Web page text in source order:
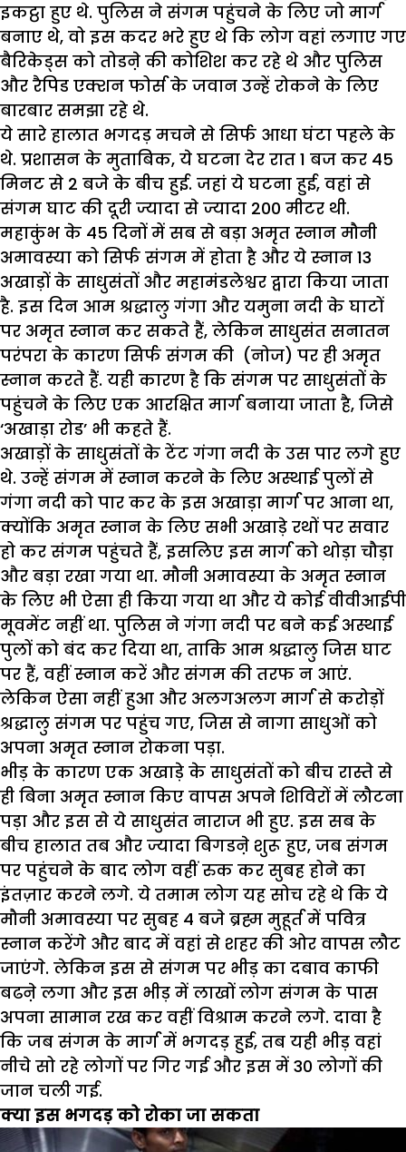
इकट्ठा हुए थे. पुलिस ने संगम पहुंचने के लिए जो मार्ग
बनाए थे, वो इस कदर भरे हुए थे कि लोग वहां लगाए गए
बैरिकेड्स को तोडऩे की कोशिश कर रहे थे और पुलिस
और रैपिड एक्शन फोर्स के जवान उन्हें रोकने के लिए
बारबार समझा रहे थे.
ये सारे हालात भगदड़ मचने से सिर्फ आधा घंटा पहले के
थे. प्रशासन के मुताबिक, ये घटना देर रात 1 बज कर 45
मिनट से 2 बजे के बीच हुई. जहां ये घटना हुई, वहां से
संगम घाट की दूरी ज्यादा से ज्यादा 200 मीटर थी.
महाकुंभ के 45 दिनों में सब से बड़ा अमृत स्नान मौनी
अमावस्या को सिर्फ संगम में होता है और ये स्नान 13
अखाड़ों के साधुसंतों और महामंडलेश्वर द्वारा किया जाता
है. इस दिन आम श्रद्धालु गंगा और यमुना नदी के घाटों
पर अमृत स्नान कर सकते हैं, लेकिन साधुसंत सनातन
परंपरा के कारण सिर्फ संगम की (नोज) पर ही अमृत
स्नान करते हैं. यही कारण है कि संगम पर साधुसंतों के
पहुंचने के लिए एक आरक्षित मार्ग बनाया जाता है, जिसे
‘अखाड़ा रोड’ भी कहते हैं.
अखाड़ों के साधुसंतों के टेंट गंगा नदी के उस पार लगे हुए
थे. उन्हें संगम में स्नान करने के लिए अस्थाई पुलों से
गंगा नदी को पार कर के इस अखाड़ा मार्ग पर आना था,
क्योंकि अमृत स्नान के लिए सभी अखाड़े रथों पर सवार
हो कर संगम पहुंचते हैं, इसलिए इस मार्ग को थोड़ा चौड़ा
और बड़ा रखा गया था. मौनी अमावस्या के अमृत स्नान
के लिए भी ऐसा ही किया गया था और ये कोई वीवीआईपी
मूवमेंट नहीं था. पुलिस ने गंगा नदी पर बने कई अस्थाई
पुलों को बंद कर दिया था, ताकि आम श्रद्धालु जिस घाट
पर हैं, वहीं स्नान करें और संगम की तरफ न आएं.
लेकिन ऐसा नहीं हुआ और अलगअलग मार्ग से करोड़ों
श्रद्धालु संगम पर पहुंच गए, जिस से नागा साधुओं को
अपना अमृत स्नान रोकना पड़ा.
भीड़ के कारण एक अखाड़े के साधुसंतों को बीच रास्ते से
ही बिना अमृत स्नान किए वापस अपने शिविरों में लौटना
पड़ा और इस से ये साधुसंत नाराज भी हुए. इस सब के
बीच हालात तब और ज्यादा बिगडऩे शुरू हुए, जब संगम
पर पहुंचने के बाद लोग वहीं रुक कर सुबह होने का
इंतज़ार करने लगे. ये तमाम लोग यह सोच रहे थे कि ये
मौनी अमावस्या पर सुबह 4 बजे ब्रह्म मुहूर्त में पवित्र
स्नान करेंगे और बाद में वहां से शहर की ओर वापस लौट
जाएंगे. लेकिन इस से संगम पर भीड़ का दबाव काफी
बढऩे लगा और इस भीड़ में लाखों लोग संगम के पास
अपना सामान रख कर वहीं विश्राम करने लगे. दावा है
कि जब संगम के मार्ग में भगदड़ हुई, तब यही भीड़ वहां
नीचे सो रहे लोगों पर गिर गई और इस में 30 लोगों की
जान चली गई.
क्या इस भगदड़ को रोका जा सकता